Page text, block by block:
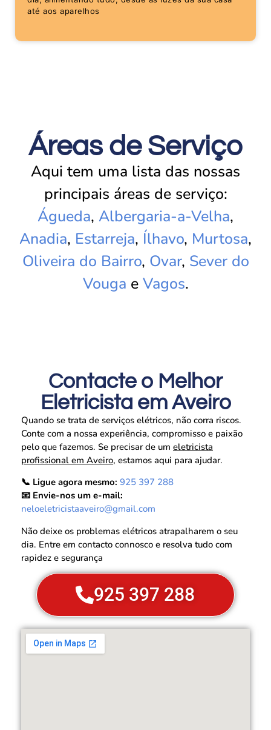
até aos aparelhos
Áreas de Serviço
Aqui tem uma lista das nossas
principais áreas de serviço:
Águeda, Albergaria-a-Velha,
Anadia, Estarreja, Ílhavo, Murtosa,
Oliveira do Bairro, Ovar, Sever do
Vouga e Vagos.
Contacte o Melhor
Eletricista em Aveiro
Quando se trata de serviços elétricos, não corra riscos.
Conte com a nossa experiência, compromisso e paixão
pelo que fazemos. Se precisar de um eletricista
profissional em Aveiro, estamos aqui para ajudar.
📞 Ligue agora mesmo: 925 397 288
📧 Envie-nos um e-mail:
neloeletricistaaveiro@gmail.com
Não deixe os problemas elétricos atrapalharem o seu
dia. Entre em contacto connosco e resolva tudo com
rapidez e segurança
925 397 288